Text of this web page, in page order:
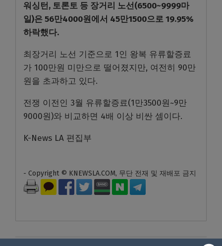
워싱턴, 토론토 등 장거리 노선(6500~9999마
일)은 56만4000원에서 45만1500으로 19.95%
하락했다.
최장거리 노선 기준으로 1인 왕복 유류할증료
가 100만원 미만으로 떨어졌지만, 여전히 90만
원을 초과하고 있다.
전쟁 이전인 3월 유류할증료(1만3500원~9만
9000원)와 비교하면 4배 이상 비싼 셈이다.
K-News LA 편집부
- Copyright © KNEWSLA.COM, 무단 전재 및 재배포 금지